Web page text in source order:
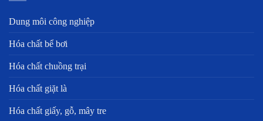
Dung môi công nghiệp
Hóa chất bể bơi
Hóa chất chuồng trại
Hóa chất giặt là
Hóa chất giấy, gỗ, mây tre